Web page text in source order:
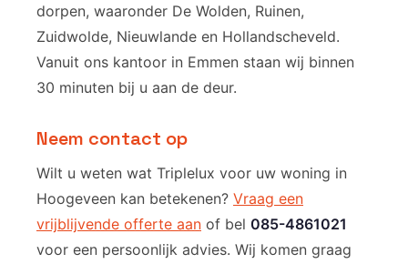
dorpen, waaronder De Wolden, Ruinen,
Zuidwolde, Nieuwlande en Hollandscheveld.
Vanuit ons kantoor in Emmen staan wij binnen
30 minuten bij u aan de deur.
Neem contact op
Wilt u weten wat Triplelux voor uw woning in
Hoogeveen kan betekenen? Vraag een
vrijblijvende offerte aan of bel 085-4861021
voor een persoonlijk advies. Wij komen graag